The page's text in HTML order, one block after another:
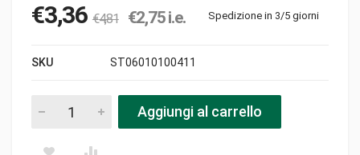
€3,36 €4,81 €2,75i.e. Spedizione in 3/5 giorni
SKU ST06010100411
Filtro aria 078-103-20 quadro spugna 1foro honda pezzi
Aggiungi al carrello